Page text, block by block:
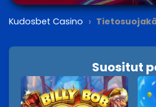
Kudosbet Casino ›
Suositut